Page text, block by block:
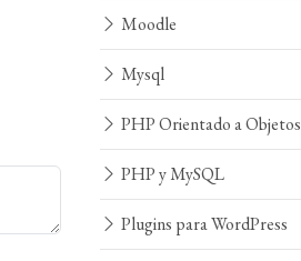
Moodle
Mysql
PHP Orientado a Objetos
PHP y MySQL
Plugins para WordPress